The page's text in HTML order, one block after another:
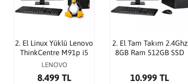
2. El Linux Yüklü Lenovo
ThinkCentre M91p i5
2400 2.Gen 8Gb Ddr3
LENOVO
8.499 TL
2. El Tam Takım 2.4Ghz
8GB Ram 512GB SSD
10.999 TL